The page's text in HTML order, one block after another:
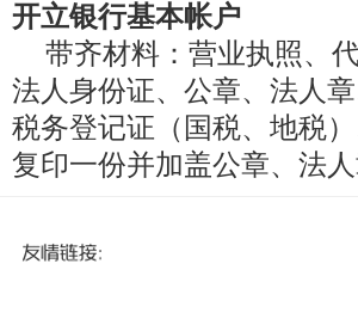
开立银行基本帐户
带齐材料：营业执照、
法人身份证、公章、法人
税务登记证（国税、地税
复印一份并加盖公章、法人